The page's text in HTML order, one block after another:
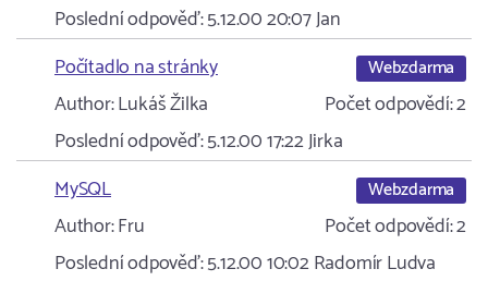
Poslední odpověď:5.12.00 20:07Jan
Počítadlo na stránky
Webzdarma
Author:Lukáš Žilka Počet odpovědí:2
Poslední odpověď:5.12.00 17:22Jirka
MySQL
Webzdarma
Author:Fru Počet odpovědí:2
Poslední odpověď:5.12.00 10:02Radomír Ludva